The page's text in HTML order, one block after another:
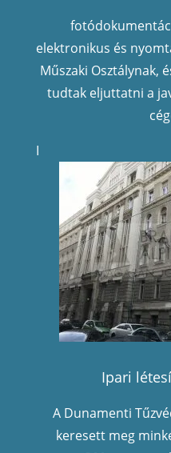
elektronikus és
Műszaki Osztálynak,
tudtak eljuttatni a
I
Ipari
A Dunamenti
keresett meg